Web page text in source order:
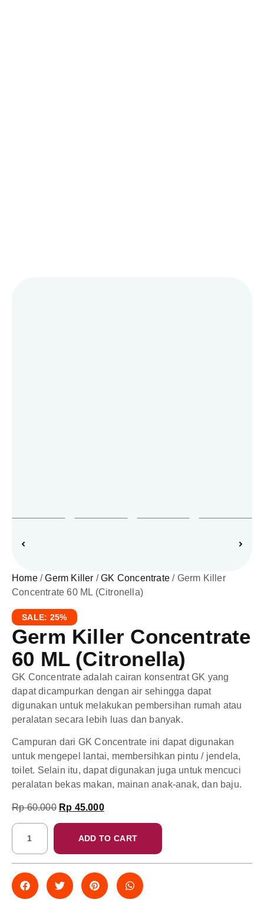
Home/Germ Killer /GK Concentrate / Germ Killer
Concentrate 60 ML (Citronella)
SALE: 25%
Germ Killer Concentrate
60 ML (Citronella)
GK Concentrate adalah cairan konsentrat GK yang
dapat dicampurkan dengan air sehingga dapat
digunakan untuk melakukan pembersihan rumah atau
peralatan secara lebih luas dan banyak.
Campuran dari GK Concentrate ini dapat digunakan
untuk mengepel lantai, membersihkan pintu / jendela,
toilet. Selain itu, dapat digunakan juga untuk mencuci
peralatan bekas makan, mainan anak-anak, dan baju.
Rp60.000 Rp 45.000
ADD TO CART